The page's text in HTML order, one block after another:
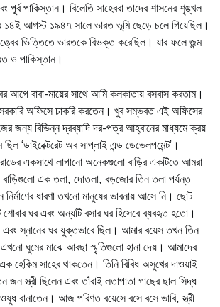
পূর্ব পাকিস্তান। বিলেতি সাহেবরা তাদের শাসনের শৃঙ্খল
আগস্ট ১৯৪৭ সালে ভারত ভূমি ছেড়ে চলে গিয়েছিল।
ভিত্তিতে ভারতকে বিভক্ত করেছিল। যার ফলে জন্ম
ও পাকিস্তান।
আগে বাবা-মায়ের সাথে আমি কলকাতায় বসবাস করতাম।
সরকারি অফিসে চাকরি করতেন। খুব সম্ভবত এই অফিসের
জন্য বিভিন্ন দ্রব্যাদি দর-পত্র আহ্বানের মাধ্যমে ক্রয়
‘ডাইরেক্টরেট অব সাপ্লাই এন্ড ডেভেলপমেন্ট’।
একসাথে লাগানো অনেকগুলো বাড়ির একটিতে আমরা
বাড়িগুলো এক তলা, দোতলা, বড়জোর তিন তলা পর্যন্ত
নির্মাণের ধারণা তখনো মানুষের ভাবনায় আসে নি। ছোট
ঘর এবং অন্যটি বসার ঘর হিসেবে ব্যবহৃত হতো।
এবং স্নানের ঘর যুক্তভাবে ছিল। আমার বয়েস তখন তিন
ঘুমের মাঝে আবছা স্মৃতিগুলো হানা দেয়। আমাদের
হেকিম সাহেব থাকতেন। তিনি বিবিধ অসুখের দাওয়াই
জন স্ত্রী ছিলেন এবং তাঁরাই লতাপাতা গাছের ছাল সিদ্ধ
ওষুধ বানাতেন। আজ পরিণত বয়েসে বসে বসে ভাবি, স্ত্রী